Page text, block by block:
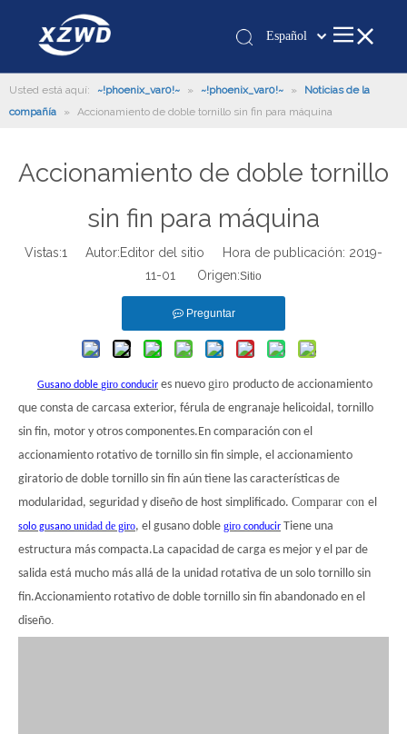
Español
românesc
Türk dili
한국어
Italiano
Deutsch
Pусский
Français
العربية
English
Español
简体中文
Usted está aquí: ~!phoenix_var0!~ » ~!phoenix_var0!~ »
Noticias de la
compañía
» Accionamiento de doble tornillo sin fin para máquina
Accionamiento de doble tornillo
sin fin para máquina
Vistas:1
Autor:Editor del sitio Hora de publicación: 2019-
11-01 Origen:Sitio
Preguntar
Gusano doble giro conducir es nuevo giro producto de accionamiento
que consta de carcasa exterior, férula de engranaje helicoidal, tornillo
sin fin, motor y otros componentes.En comparación con el
accionamiento rotativo de tornillo sin fin simple, el accionamiento
giratorio de doble tornillo sin fin aún tiene las características de
modularidad, seguridad y diseño de host simplificado. Comparar con el
solo gusano unidad de giro, el gusano doble giro conducir Tiene una
estructura más compacta.La capacidad de carga es mejor y el par de
salida está mucho más allá de la unidad rotativa de un solo tornillo sin
fin.Accionamiento rotativo de doble tornillo sin fin abandonado en el
diseño.